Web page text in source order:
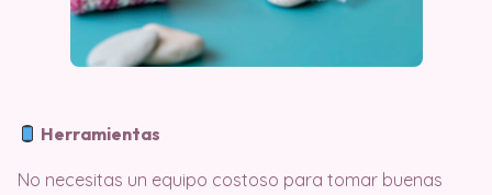
Herramientas
No necesitas un equipo costoso para tomar buenas